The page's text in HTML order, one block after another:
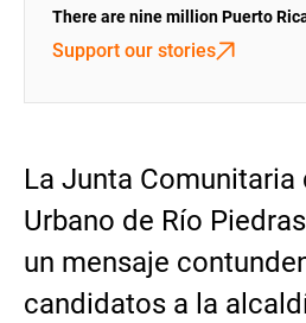
There are nine million Puerto
Support our stories
La Junta Comunitaria
Urbano de Río
un mensaje
candidatos a la